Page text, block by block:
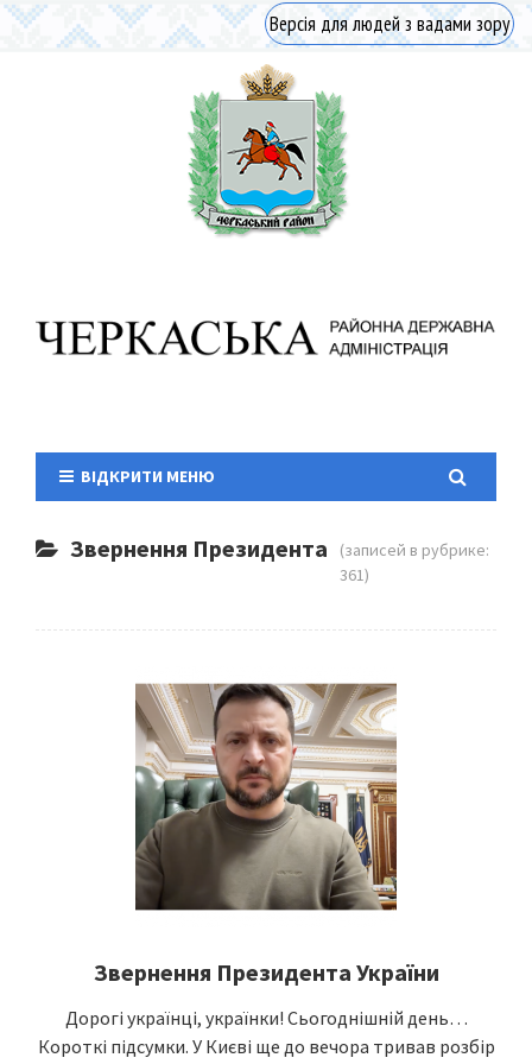
Версія для людей з вадами зору
ВІДКРИТИ МЕНЮ
Звернення Президента
(записей в рубрике:
361)
Звернення Президента України
Дорогі українці, українки! Сьогоднішній день…
Короткі підсумки. У Києві ще до вечора тривав розбір